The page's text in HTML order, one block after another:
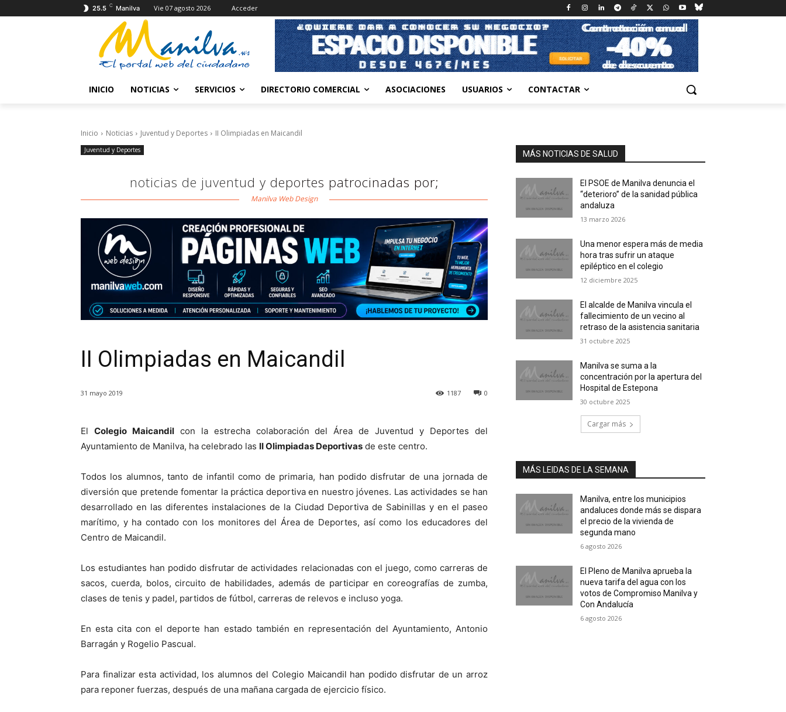
25.5 C Manilva Vie 07 agosto 2026 Acceder
INICIO NOTICIAS SERVICIOS DIRECTORIO COMERCIAL ASOCIACIONES USUARIOS CONTACTAR
Inicio Noticias Juventud y Deportes II Olimpiadas en Maicandil
Juventud y Deportes
noticias de juventud y deportes patrocinadas por;
Manilva Web Design
II Olimpiadas en Maicandil
31 mayo 2019 0
1187
El Colegio Maicandilcon la estrecha colaboración del Área de Juventud y Deportes del
Ayuntamiento de Manilva, ha celebrado las II Olimpiadas Deportivas de este centro.
Todos los alumnos, tanto de infantil como de primaria, han podido disfrutar de una jornada de
diversión que pretende fomentar la práctica deportiva en nuestro jóvenes. Las actividades se han
desarrollado en las diferentes instalaciones de la Ciudad Deportiva de Sabinillas y en el paseo
marítimo, y ha contado con los monitores del Área de Deportes, así como los educadores del
Centro de Maicandil.
Los estudiantes han podido disfrutar de actividades relacionadas con el juego, como carreras de
sacos, cuerda, bolos, circuito de habilidades, además de participar en coreografías de zumba,
clases de tenis y padel, partidos de fútbol, carreras de relevos e incluso yoga.
En esta cita con el deporte han estado también en representación del Ayuntamiento, Antonio
Barragán y Rogelio Pascual.
Para finalizar esta actividad, los alumnos del Colegio Maicandil han podido disfrutar de un arroz
para reponer fuerzas, después de una mañana cargada de ejercicio físico.
MÁS NOTICIAS DE SALUD
El PSOE de Manilva denuncia el
“deterioro” de la sanidad pública
andaluza
13 marzo 2026
Una menor espera más de media
hora tras sufrir un ataque
epiléptico en el colegio
12 diciembre 2025
El alcalde de Manilva vincula el
fallecimiento de un vecino al
retraso de la asistencia sanitaria
31 octubre 2025
Manilva se suma a la
concentración por la apertura del
Hospital de Estepona
30 octubre 2025
Cargar más
MÁS LEIDAS DE LA SEMANA
Manilva, entre los municipios
andaluces donde más se dispara
el precio de la vivienda de
segunda mano
6 agosto 2026
El Pleno de Manilva aprueba la
nueva tarifa del agua con los
votos de Compromiso Manilva y
Con Andalucía
6 agosto 2026